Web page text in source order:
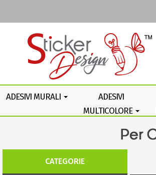
CATEGORIE
ADESIVI MURALI
ADESIVI
MULTICOLORE